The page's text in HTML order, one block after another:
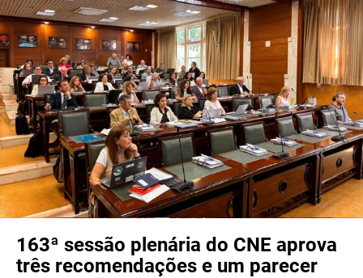
163ª sessão plenária do CNE aprova
três recomendações e um parecer